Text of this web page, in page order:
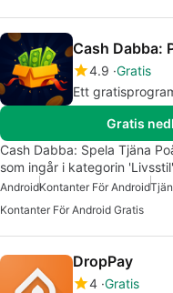
Cash Dabba:
4.9 Gratis
Ett
Gratis
Cash Dabba: Spela Tjäna
som ingår i kategorin
AndroidKontanter För Android
Kontanter För Android Gratis
DropPay
4 Gratis